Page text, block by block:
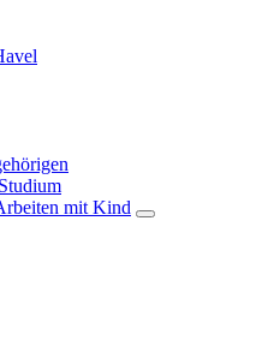
mit Kind